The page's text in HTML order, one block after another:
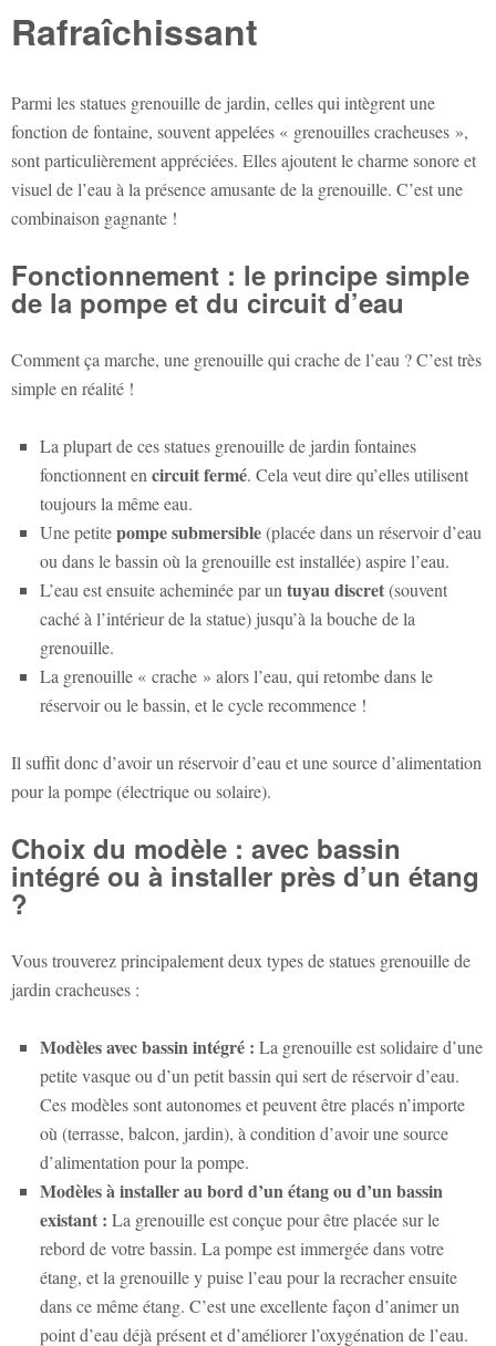
Rafraîchissant
Parmi lesstatues grenouille de jardin, celles qui intègrent une
fonction de fontaine, souvent appelées « grenouilles cracheuses »,
sont particulièrement appréciées. Elles ajoutent le charme sonore et
visuel de l’eau à la présence amusante de la grenouille. C’est une
combinaison gagnante !
Fonctionnement : le principe simple
de la pompe et du circuit d’eau
Comment ça marche, une grenouille qui crache de l’eau ? C’est très
simple en réalité !
La plupart de cesstatues grenouille de jardin fontaines
fonctionnent en circuit fermé. Cela veut dire qu’elles utilisent
toujours la même eau.
Une petitepompe submersible(placée dans un réservoir d’eau
ou dans le bassin où la grenouille est installée) aspire l’eau.
L’eau est ensuite acheminée par un tuyau discret(souvent
caché à l’intérieur de la statue) jusqu’à la bouche de la
grenouille.
La grenouille « crache » alors l’eau, qui retombe dans le
réservoir ou le bassin, et le cycle recommence !
Il suffit donc d’avoir un réservoir d’eau et une source d’alimentation
pour la pompe (électrique ou solaire).
Choix du modèle : avec bassin
intégré ou à installer près d’un étang
?
Vous trouverez principalement deux types destatues grenouille de
jardin cracheuses :
Modèles avec bassin intégré : La grenouille est solidaire d’une
petite vasque ou d’un petit bassin qui sert de réservoir d’eau.
Ces modèles sont autonomes et peuvent être placés n’importe
où (terrasse, balcon, jardin), à condition d’avoir une source
d’alimentation pour la pompe.
Modèles à installer au bord d’un étang ou d’un bassin
existant : La grenouille est conçue pour être placée sur le
rebord de votre bassin. La pompe est immergée dans votre
étang, et la grenouille y puise l’eau pour la recracher ensuite
dans ce même étang. C’est une excellente façon d’animer un
point d’eau déjà présent et d’améliorer l’oxygénation de l’eau.